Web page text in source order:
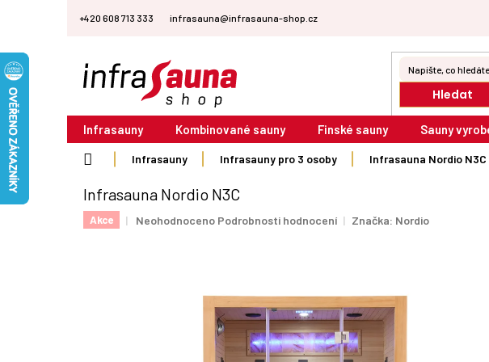
+420 608 713 333 infrasauna@infrasauna-shop.cz
Hledat
Infrasauny Kombinované sauny Finské sauny Sauny
Infrasauny Infrasauny pro 3 osoby Infrasauna Nordio N3C
Infrasauna Nordio N3C
Akce
Průměrné
Neohodnoceno Podrobnosti hodnocení Značka: Nordio